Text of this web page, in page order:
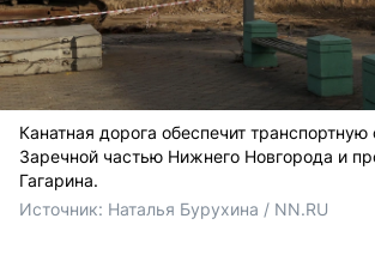
Канатная дорога обеспечит
Заречной частью Нижнего Новгорода и
Гагарина.
Источник: Наталья Бурухина / NN.RU